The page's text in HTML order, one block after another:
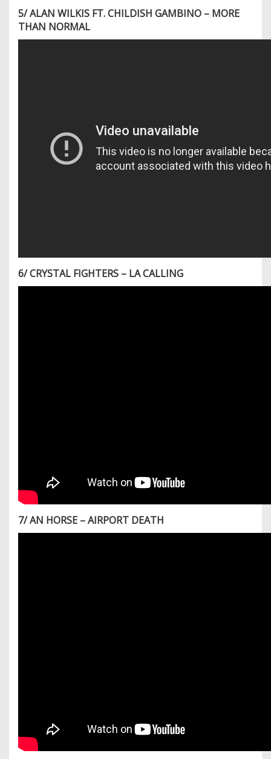
5/ ALAN WILKIS FT. CHILDISH GAMBINO – MORE
THAN NORMAL
6/ CRYSTAL FIGHTERS – LA CALLING
7/ AN HORSE – AIRPORT DEATH